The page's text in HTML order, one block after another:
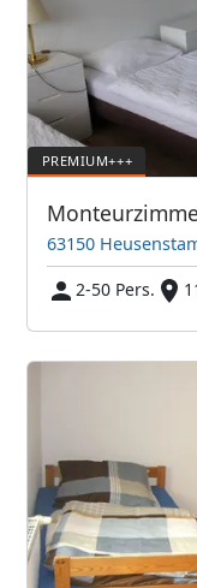
63150
2-50 Pers.